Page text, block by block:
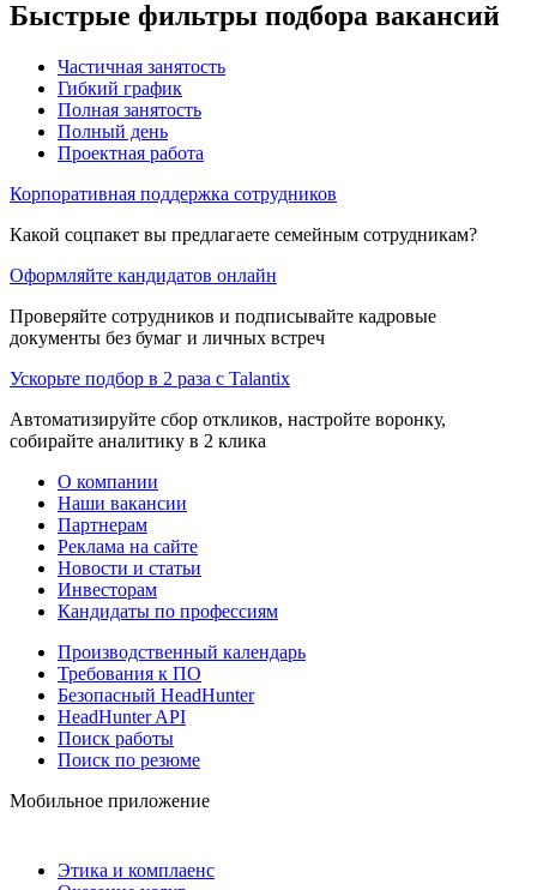
Быстрые фильтры подбора вакансий
Частичная занятость
Гибкий график
Полная занятость
Полный день
Проектная работа
Корпоративная поддержка сотрудников
Какой соцпакет вы предлагаете семейным сотрудникам?
Оформляйте кандидатов онлайн
Проверяйте сотрудников и подписывайте кадровые
документы без бумаг и личных встреч
Ускорьте подбор в 2 раза с Talantix
Автоматизируйте сбор откликов, настройте воронку,
собирайте аналитику в 2 клика
О компании
Наши вакансии
Партнерам
Реклама на сайте
Новости и статьи
Инвесторам
Кандидаты по профессиям
Производственный календарь
Требования к ПО
Безопасный HeadHunter
HeadHunter API
Поиск работы
Поиск по резюме
Мобильное приложение
Этика и комплаенс